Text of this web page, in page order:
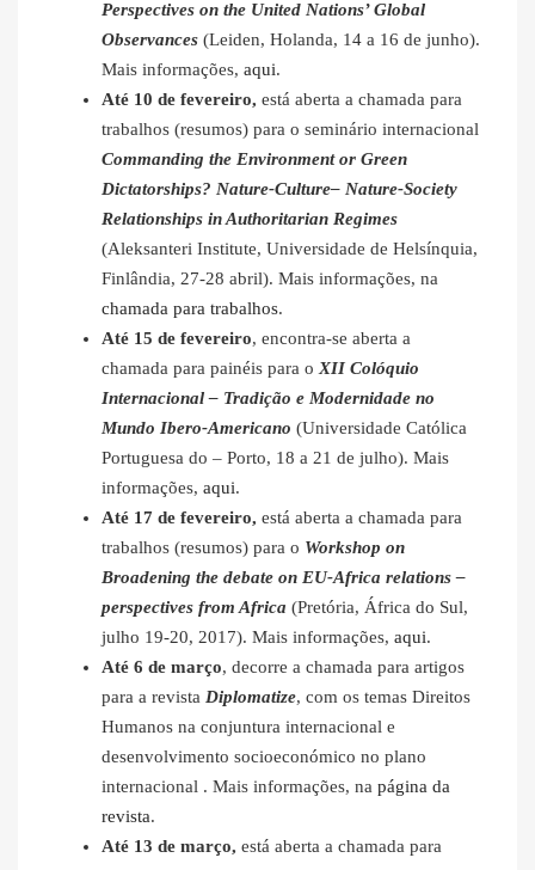
Perspectives on the United Nations’ Global
Observances (Leiden, Holanda, 14 a 16 de junho).
Mais informações, aqui.
Até 10 de fevereiro, está aberta a chamada para
trabalhos (resumos) para o seminário internacional
Commanding the Environment or Green
Dictatorships? Nature-Culture– Nature-Society
Relationships in Authoritarian Regimes
(Aleksanteri Institute, Universidade de Helsínquia,
Finlândia, 27-28 abril). Mais informações, na
chamada para trabalhos.
Até 15 de fevereiro, encontra-se aberta a
chamada para painéis para oXII Colóquio
Internacional – Tradição e Modernidade no
Mundo Ibero-Americano (Universidade Católica
Portuguesa do – Porto, 18 a 21 de julho). Mais
informações, aqui.
Até 17 de fevereiro, está aberta a chamada para
trabalhos (resumos) para o Workshop on
Broadening the debate on EU-Africa relations –
perspectives from Africa (Pretória, África do Sul,
julho 19-20, 2017). Mais informações, aqui.
Até 6 de março, decorre a chamada para artigos
para a revista Diplomatize, com os temas Direitos
Humanos na conjuntura internacional e
desenvolvimento socioeconómico no plano
internacional . Mais informações, na página da
revista.
Até 13 de março, está aberta a chamada para